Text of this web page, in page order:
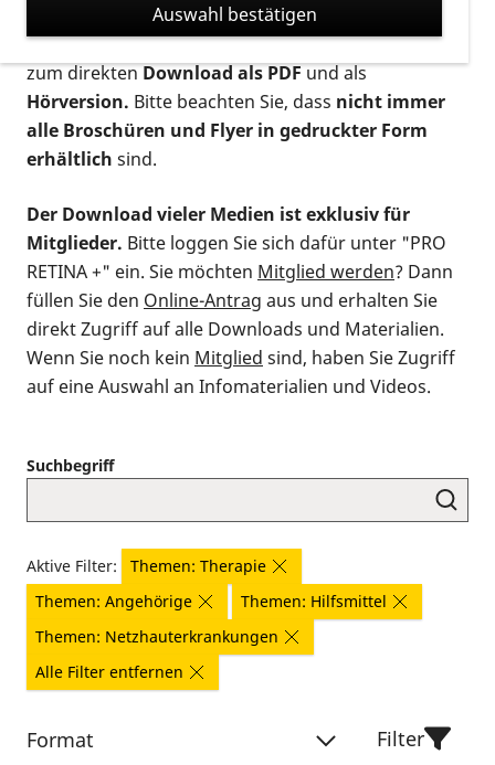
verschiedenen Formaten angeboten: zur
postalischen Bestellung als gedruckte Variante
zum direktenDownload als PDFund als
Hörversion. Bitte beachten Sie, dass nicht immer
alle Broschüren und Flyer in gedruckter Form
erhältlich sind.
Der Download vieler Medien ist exklusiv für
Mitglieder. Bitte loggen Sie sich dafür unter "PRO
RETINA +" ein. Sie möchten Mitglied werden? Dann
füllen Sie den Online-Antrag aus und erhalten Sie
direkt Zugriff auf alle Downloads und Materialien.
Wenn Sie noch kein Mitglied sind, haben Sie Zugriff
auf eine Auswahl an Infomaterialien und Videos.
Suchbegriff
Aktive Filter:
Themen: Therapie
Themen: Angehörige
Themen: Hilfsmittel
Themen: Netzhauterkrankungen
Alle Filter entfernen
Format Filter
Auswahl bestätigen